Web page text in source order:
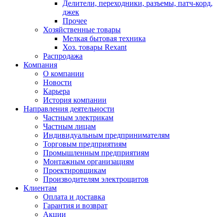
Делители, переходники, разъемы, патч-корд,
джек
Прочее
Хозяйственные товары
Мелкая бытовая техника
Хоз. товары Rexant
Распродажа
Компания
О компании
Новости
Карьера
История компании
Направления деятельности
Частным электрикам
Частным лицам
Индивидуальным предпринимателям
Торговым предприятиям
Промышленным предприятиям
Монтажным организациям
Проектировщикам
Производителям электрощитов
Клиентам
Оплата и доставка
Гарантия и возврат
Акции